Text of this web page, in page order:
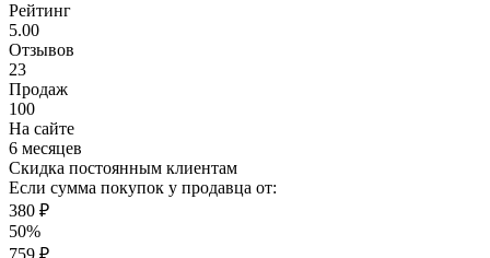
Рейтинг
5.00
Отзывов
23
Продаж
100
На сайте
6 месяцев
Скидка постоянным клиентам
Если сумма покупок у продавца от:
380 ₽
50%
759 ₽